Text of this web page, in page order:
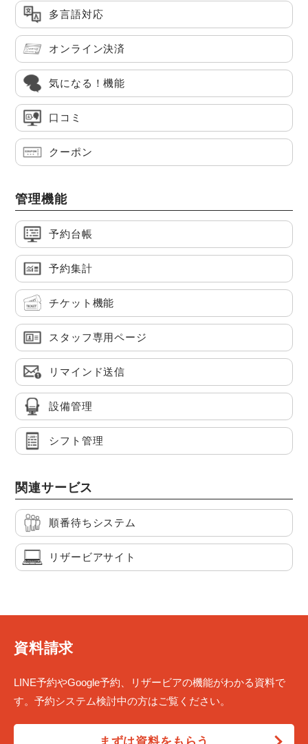
多言語対応
オンライン決済
気になる！機能
口コミ
クーポン
管理機能
予約台帳
予約集計
チケット機能
スタッフ専用ページ
リマインド送信
設備管理
シフト管理
関連サービス
順番待ちシステム
リザービアサイト
資料請求
LINE予約やGoogle予約、リザービアの機能がわかる資料で
す。予約システム検討中の方はご覧ください。